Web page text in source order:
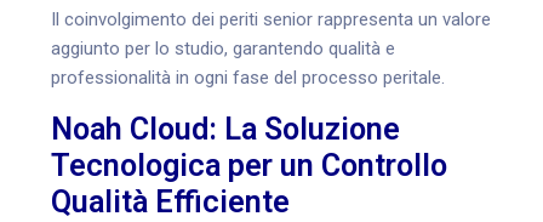
Il coinvolgimento dei periti senior rappresenta un valore
aggiunto per lo studio, garantendo qualità e
professionalità in ogni fase del processo peritale.
Noah Cloud: La Soluzione
Tecnologica per un Controllo
Qualità Efficiente